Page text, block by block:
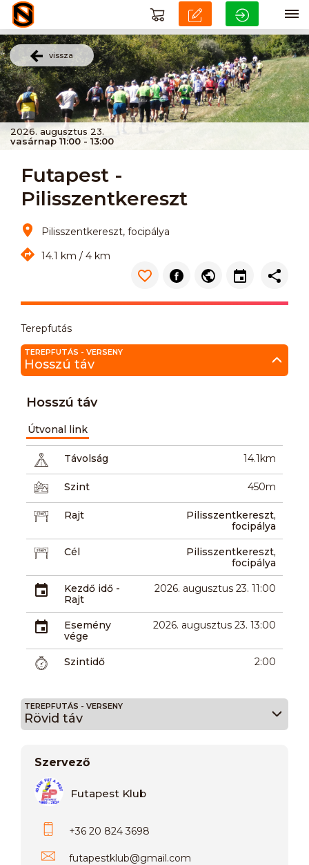
vissza
2026. augusztus 23.
vasárnap 11:00 - 13:00
Futapest -
Pilisszentkereszt
Pilisszentkereszt, focipálya
14.1 km / 4 km
Terepfutás
TEREPFUTÁS - VERSENY
Hosszú táv
Hosszú táv
Útvonal link
Távolság 14.1km
Szint 450m
Rajt
Pilisszentkereszt,
focipálya
Cél
Pilisszentkereszt,
focipálya
Kezdő idő -
Rajt
2026. augusztus 23. 11:00
Esemény
vége
2026. augusztus 23. 13:00
Szintidő 2:00
TEREPFUTÁS - VERSENY
Rövid táv
Szervező
Futapest Klub
+36 20 824 3698
futapestklub@gmail.com